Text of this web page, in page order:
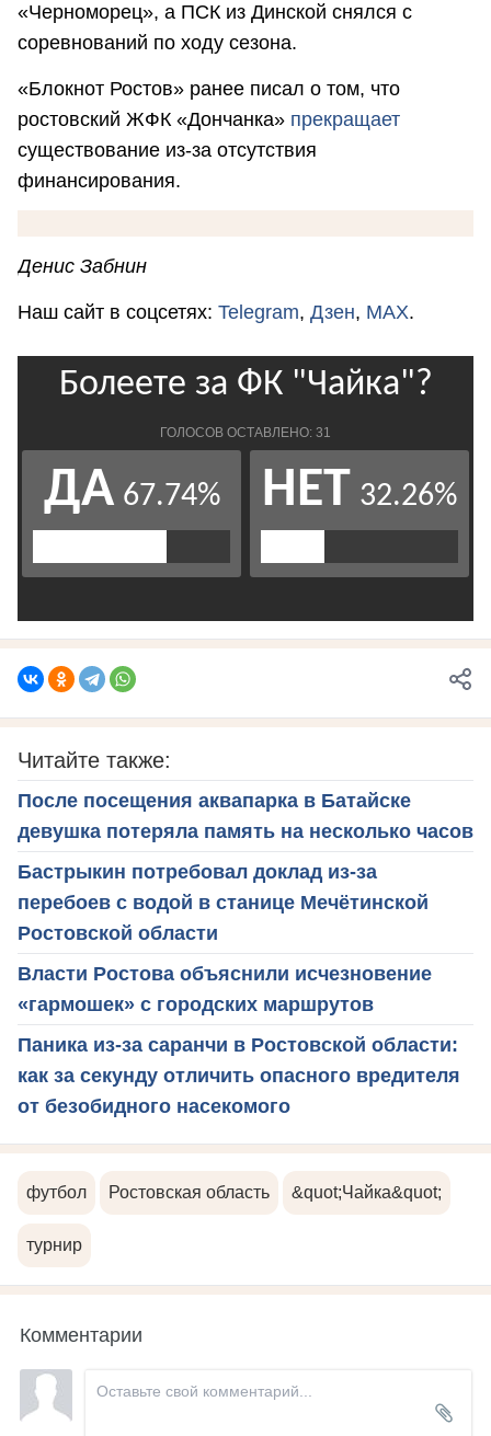
«Черноморец», а ПСК из Динской снялся с
соревнований по ходу сезона.
«Блокнот Ростов» ранее писал о том, что
ростовский ЖФК «Дончанка» прекращает
существование из-за отсутствия
финансирования.
Денис Забнин
Наш сайт в соцсетях: Telegram, Дзен, MAX.
Читайте также:
После посещения аквапарка в Батайске
девушка потеряла память на несколько часов
Бастрыкин потребовал доклад из-за
перебоев с водой в станице Мечётинской
Ростовской области
Власти Ростова объяснили исчезновение
«гармошек» с городских маршрутов
Паника из-за саранчи в Ростовской области:
как за секунду отличить опасного вредителя
от безобидного насекомого
футбол Ростовская область &quot;Чайка&quot;
турнир
Комментарии